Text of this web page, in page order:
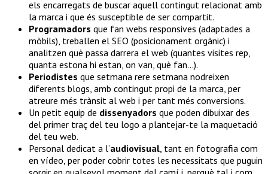
els encarregats de buscar aquell contingut relacionat amb
la marca i que és susceptible de ser compartit.
Programadors que fan webs responsives (adaptades a
mòbils), treballen el SEO (posicionament orgànic) i
analitzen què passa darrera el web (quantes visites rep,
quanta estona hi estan, on van, què fan…).
Periodistes que setmana rere setmana nodreixen
diferents blogs, amb contingut propi de la marca, per
atreure més trànsit al web i per tant més conversions.
Un petit equip de dissenyadors que poden dibuixar des
del primer traç del teu logo a plantejar-te la maquetació
del teu web.
Personal dedicat a l’audiovisual , tant en fotografia com
en vídeo, per poder cobrir totes les necessitats que puguin